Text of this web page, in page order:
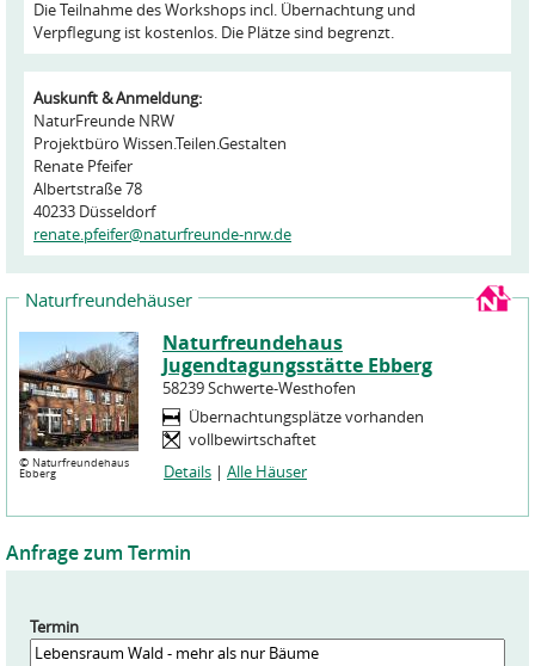
Die Teilnahme des Workshops incl. Übernachtung und
Verpflegung ist kostenlos. Die Plätze sind begrenzt.
Auskunft & Anmeldung:
NaturFreunde NRW
Projektbüro Wissen.Teilen.Gestalten
Renate Pfeifer
Albertstraße 78
40233 Düsseldorf
renate.pfeifer@naturfreunde-nrw.de
Naturfreundehäuser
© Naturfreundehaus
Ebberg
Naturfreundehaus
Jugendtagungsstätte Ebberg
58239 Schwerte-Westhofen
Übernachtungsplätze vorhanden
vollbewirtschaftet
Details | Alle Häuser
Anfrage zum Termin
Termin